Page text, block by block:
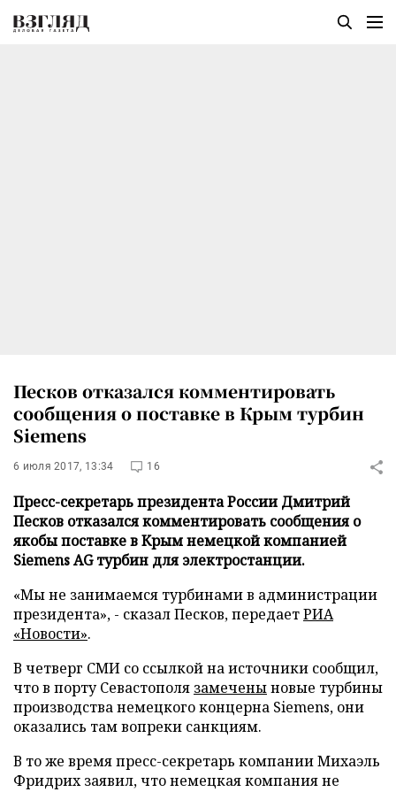
Песков отказался комментировать
сообщения о поставке в Крым турбин
Siemens
6 июля 2017, 13:34 16
Пресс-секретарь президента России Дмитрий
Песков отказался комментировать сообщения о
якобы поставке в Крым немецкой компанией
Siemens AG турбин для электростанции.
«Мы не занимаемся турбинами в администрации
президента», - сказал Песков, передаетРИА
«Новости».
В четверг СМИ со ссылкой на источники сообщил,
что в порту Севастополя замеченыновые турбины
производства немецкого концерна Siemens, они
оказались там вопреки санкциям.
В то же время пресс-секретарь компании Михаэль
Фридрих заявил, что немецкая компания не